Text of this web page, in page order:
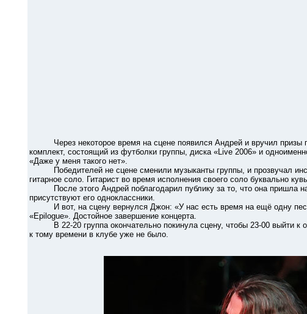
Через некоторое время на сцене появился Андрей и вручил призы
комплект, состоящий из футболки группы, диска «Live 2006» и
«Даже у меня такого нет».
Победителей не сцене сменили музыканты группы, и прозвучал
гитарное соло. Гитарист во время исполнения своего соло буквально
После этого Андрей поблагодарил публику за то, что она пришла
присутствуют его одноклассники.
И вот, на сцену вернулся Джон: «У нас есть время на ещё одну
«Epilogue». Достойное завершение концерта.
В 22-20 группа окончательно покинула сцену, чтобы 23-00 выйти к
к тому времени в клубе уже не было.